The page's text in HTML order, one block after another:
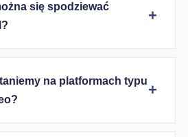
się spodziewać
na platformach typu